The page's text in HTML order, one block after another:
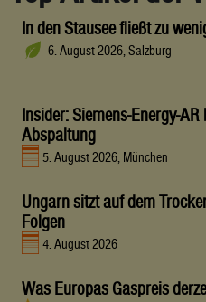
In den Stausee fließt zu
6. August 2026, Salzburg
Insider: Siemens-Energy-
Abspaltung
5. August 2026, München
Ungarn sitzt auf dem
Folgen
4. August 2026
Was Europas Gaspreis